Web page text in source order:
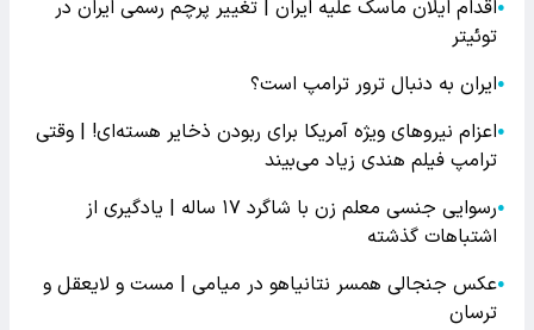
●اقدام ایلان ماسک علیه ایران | تغییر پرچم رسمی ایران در
توئیتر
●ایران به دنبال ترور ترامپ است؟
●اعزام نیروهای ویژه آمریکا برای ربودن ذخایر هسته‌ای! | وقتی
ترامپ فیلم هندی زیاد می‌بیند
●
رسوایی جنسی معلم زن با شاگرد ۱۷ ساله | یادگیری از
اشتباهات گذشته
●عکس جنجالی همسر نتانیاهو در میامی | مست و لایعقل و
ترسان